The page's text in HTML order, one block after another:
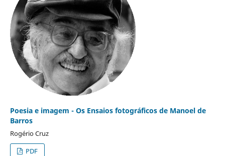
Poesia e imagem - Os Ensaios fotográficos de Manoel de
Barros
Rogério Cruz
PDF